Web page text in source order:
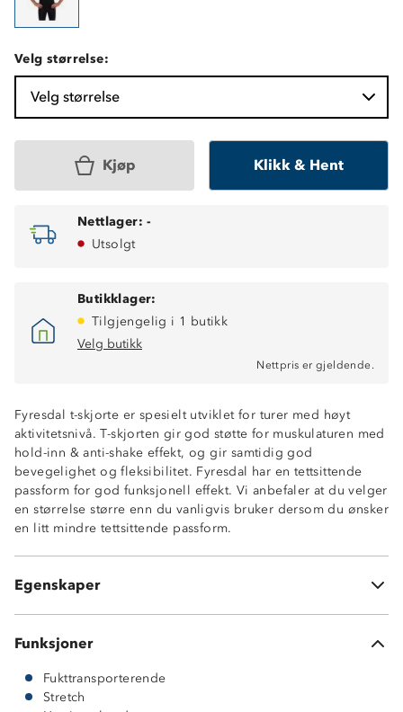
Velg størrelse:
Velg størrelse
Kjøp Klikk & Hent
Nettlager: -
Utsolgt
Butikklager:
Tilgjengelig i 1 butikk
Velg butikk
Nettpris er gjeldende.
Fyresdal t-skjorte er spesielt utviklet for turer med høyt
aktivitetsnivå. T-skjorten gir god støtte for muskulaturen med
hold-inn & anti-shake effekt, og gir samtidig god
bevegelighet og fleksibilitet. Fyresdal har en tettsittende
passform for god funksjonell effekt. Vi anbefaler at du velger
en størrelse større enn du vanligvis bruker dersom du ønsker
en litt mindre tettsittende passform.
Egenskaper
Fukttransporterende og hurtigtørkende
Compression PolyStretch 240
Funksjoner
Fukttransporterende
Stretch